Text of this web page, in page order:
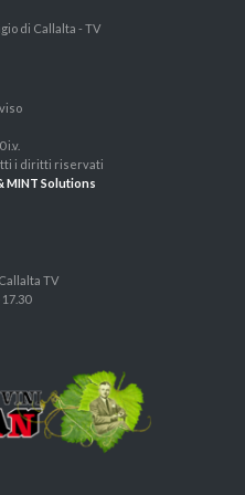
di Callalta - TV
i.v.
i diritti riservati
MINT Solutions
TV
17.30